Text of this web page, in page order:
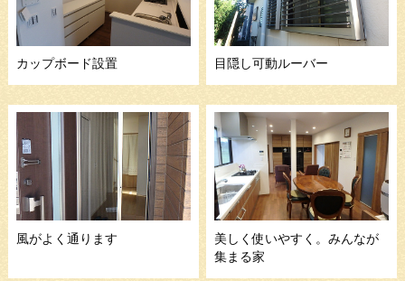
カップボード設置 目隠し可動ルーバー
風がよく通ります
美しく使いやすく。みんなが
集まる家